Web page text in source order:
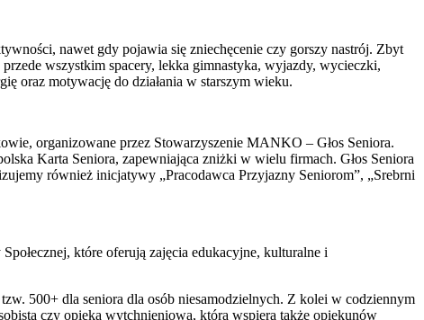
nawet gdy pojawia się zniechęcenie czy gorszy nastrój. Zbyt
wszystkim spacery, lekka gimnastyka, wyjazdy, wycieczki,
oraz motywację do działania w starszym wieku.
organizowane przez Stowarzyszenie MANKO – Głos Seniora.
Karta Seniora, zapewniająca zniżki w wielu firmach. Głos Seniora
również inicjatywy „Pracodawca Przyjazny Seniorom”, „Srebrni
które oferują zajęcia edukacyjne, kulturalne i
500+ dla seniora dla osób niesamodzielnych. Z kolei w codziennym
czy opieka wytchnieniowa, która wspiera także opiekunów